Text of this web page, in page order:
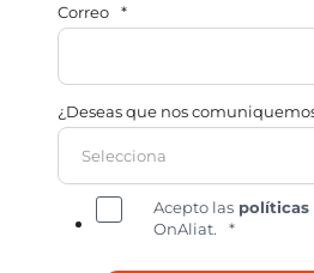
Correo *
¿Deseas que nos
Acepto las políticas
OnAliat.
*